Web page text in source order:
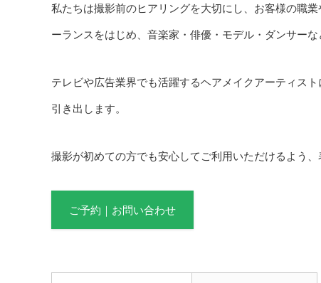
私たちは撮影前のヒアリングを大切にし、お客様の職
ーランスをはじめ、音楽家・俳優・モデル・ダンサー
テレビや広告業界でも活躍するヘアメイクアーティス
引き出します。
撮影が初めての方でも安心してご利用いただけるよう
ご予約｜お問い合わせ